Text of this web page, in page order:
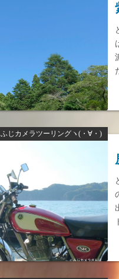
ふじカメラツーリングヽ(・∀・)